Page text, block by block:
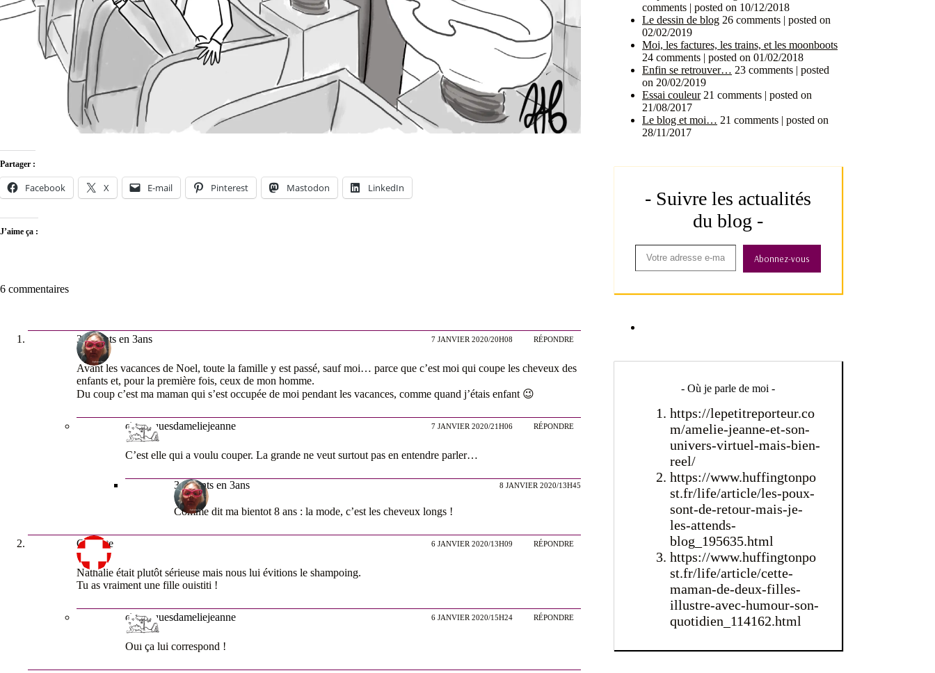
Partager :
Facebook X E-mail Pinterest Mastodon LinkedIn
J’aime ça :
6 commentaires
3 enfants en 3ans 7 JANVIER 2020/20H08 RÉPONDRE
Avant les vacances de Noel, toute la famille y est passé, sauf moi… parce que c’est moi qui coupe les cheveux des
enfants et, pour la première fois, ceux de mon homme.
Du coup c’est ma maman qui s’est occupée de moi pendant les vacances, comme quand j’étais enfant 😉
chroniquesdameliejeanne 7 JANVIER 2020/21H06 RÉPONDRE
C’est elle qui a voulu couper. La grande ne veut surtout pas en entendre parler…
3 enfants en 3ans 8 JANVIER 2020/13H45
Comme dit ma bientot 8 ans : la mode, c’est les cheveux longs !
Clairette 6 JANVIER 2020/13H09 RÉPONDRE
Nathalie était plutôt sérieuse mais nous lui évitions le shampoing.
Tu as vraiment une fille ouistiti !
chroniquesdameliejeanne 6 JANVIER 2020/15H24 RÉPONDRE
Oui ça lui correspond !
- Suivre les actualités
du blog -
Abonnez-vous
- Où je parle de moi -
https://lepetitreporteur.co
m/amelie-jeanne-et-son-
univers-virtuel-mais-bien-
reel/
https://www.huffingtonpo
st.fr/life/article/les-poux-
sont-de-retour-mais-je-
les-attends-
blog_195635.html
https://www.huffingtonpo
st.fr/life/article/cette-
maman-de-deux-filles-
illustre-avec-humour-son-
quotidien_114162.html